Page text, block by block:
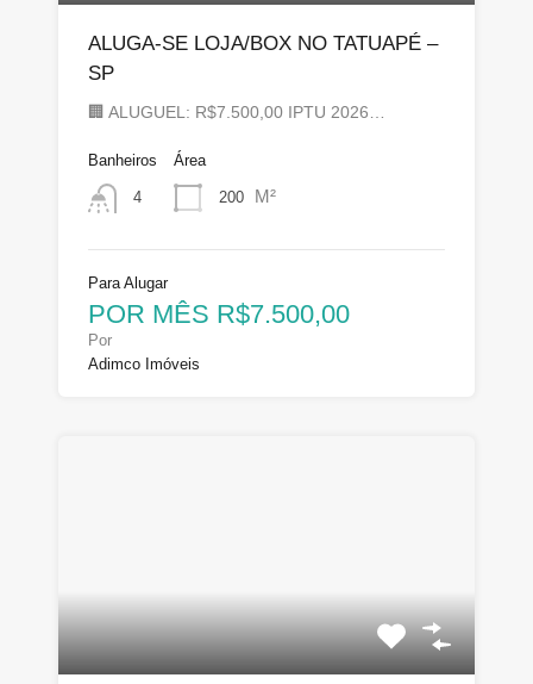
ALUGA-SE LOJA/BOX NO TATUAPÉ –
SP
🏢 ALUGUEL: R$7.500,00 IPTU 2026…
Banheiros
4
Área
200 M²
Para Alugar
POR MÊS R$7.500,00
Por
Adimco Imóveis